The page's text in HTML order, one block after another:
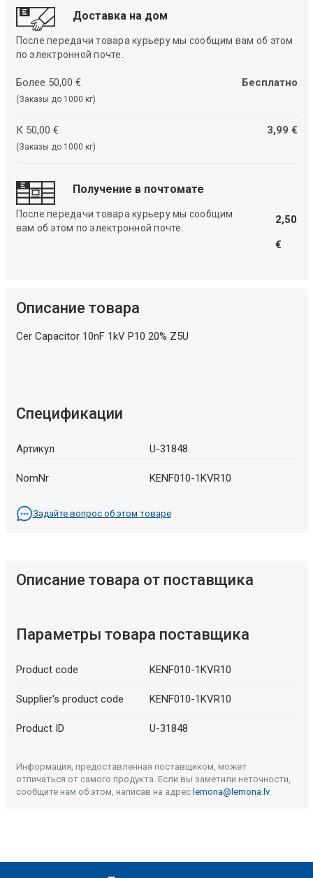
Доставка на дом
После передачи товара курьеру мы сообщим вам об этом
по электронной почте.
Более 50,00 €
(Заказы до 1000 кг)
Бесплатно
К 50,00 €
(Заказы до 1000 кг)
3,99 €
Получение в почтомате
После передачи товара курьеру мы сообщим
вам об этом по электронной почте.
2,50
€
Описание товара
Cer Capacitor 10nF 1kV P10 20% Z5U
Спецификации
Артикул U-31848
NomNr KENF010-1KVR10
Задайте вопрос об этом товаре
Описание товара от поставщика
Параметры товара поставщика
Product code KENF010-1KVR10
Supplier's product code KENF010-1KVR10
Product ID U-31848
Информация, предоставленная поставщиком, может
отличаться от самого продукта. Если вы заметили неточности,
сообщите нам об этом, написав на адрес lemona@lemona.lv.